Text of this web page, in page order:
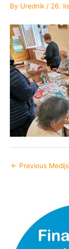
By Urednik / 26.
← Previous